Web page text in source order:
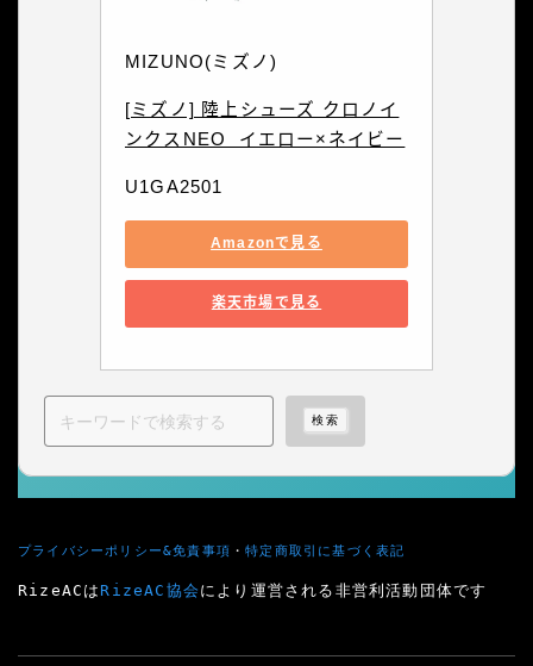
MIZUNO(ミズノ)
[ミズノ] 陸上シューズ クロノイ
ンクスNEO  イエロー×ネイビー
U1GA2501
Amazonで見る
楽天市場で見る
検索
プライバシーポリシー&免責事項 ・特定商取引に基づく表記
RizeACは RizeAC協会 により運営される非営利活動団体です